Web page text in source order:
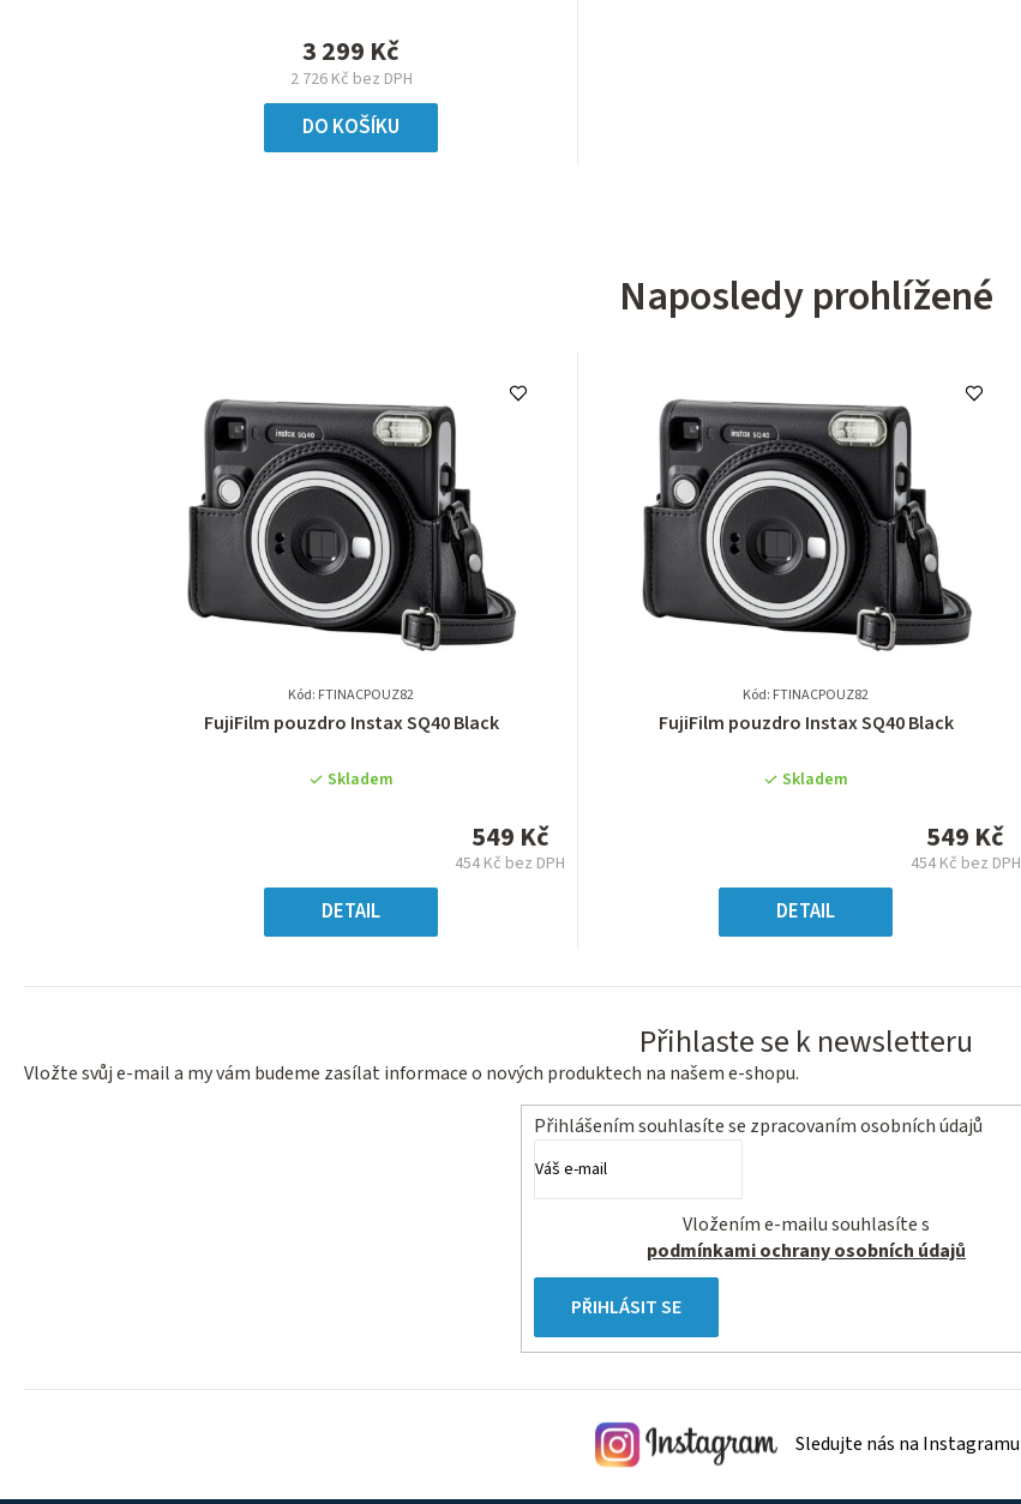
2 726 Kč bez DPH
3 299 Kč
DO KOŠÍKU
Naposledy prohlížené
Kód: FTINACPOUZ82
Průměrné
produktu
hvězdiček.
FujiFilm pouzdro Instax SQ40 Black
Skladem
549 Kč
454 Kč bez DPH
DETAIL
Kód: FTINACPOUZ82
Průměrné
produktu
hvězdiček.
FujiFilm pouzdro Instax SQ40 Black
Skladem
549 Kč
454 Kč bez DPH
DETAIL
Přihlaste se k newsletteru
Vložte svůj e-mail a my vám budeme zasílat informace o nových produktech na našem e-shopu.
Přihlášením souhlasíte se zpracovaním osobních údajů
podmínkami ochrany osobních údajů
PŘIHLÁSIT SE
Sledujte nás na Instagramu